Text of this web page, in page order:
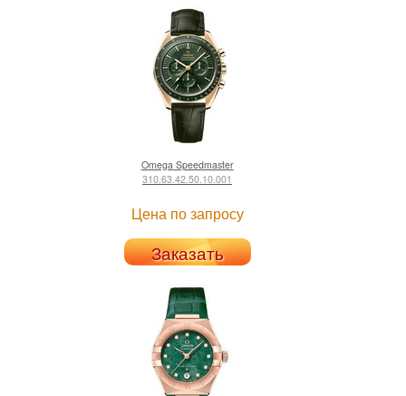
OmegaSpeedmaster
310.63.42.50.10.001
Цена по запросу
Заказать